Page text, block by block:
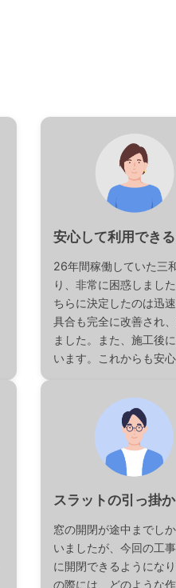
安心して利用でき
26年間稼働していた三
り、非常に困惑しまし
ちらに決定したのは迅
具合も完全に改善され
ました。また、施工後
います。これからも安
スラットの引っ掛
窓の開閉が途中までし
いましたが、今回の工
に開閉できるようにな
の際には、どのような